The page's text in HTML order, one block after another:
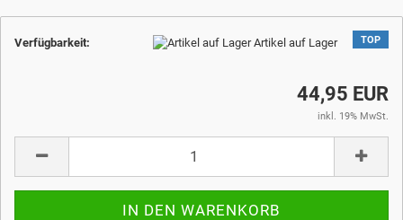
TOP
Verfügbarkeit: Artikel auf Lager
44,95 EUR
inkl. 19% MwSt.